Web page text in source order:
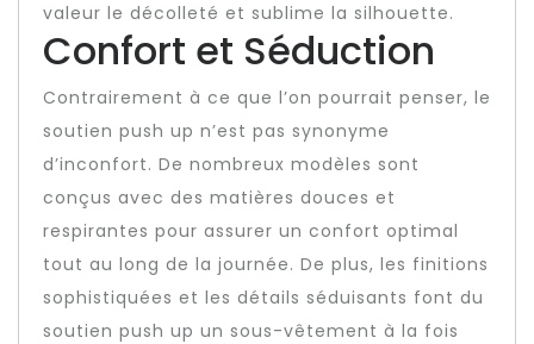
valeur le décolleté et sublime la silhouette.
Confort et Séduction
Contrairement à ce que l’on pourrait penser, le
soutien push up n’est pas synonyme
d’inconfort. De nombreux modèles sont
conçus avec des matières douces et
respirantes pour assurer un confort optimal
tout au long de la journée. De plus, les finitions
sophistiquées et les détails séduisants font du
soutien push up un sous-vêtement à la fois